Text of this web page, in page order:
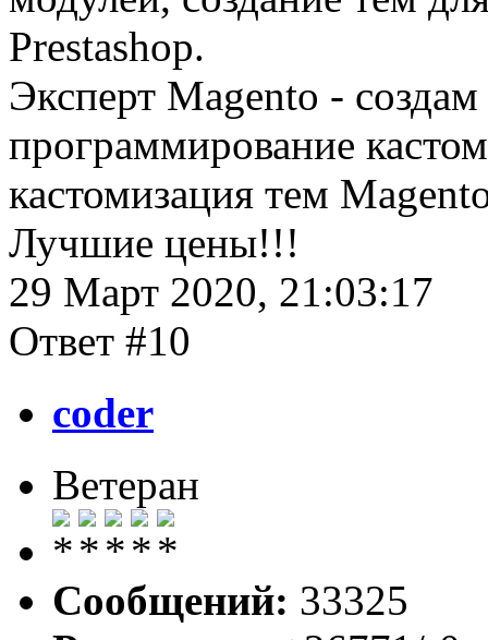
Prestashop.
Эксперт Magento -
программирование
кастомизация тем
Лучшие цены!!!
29 Март 2020, 21:03:17
Ответ #10
coder
Ветеран
Сообщений: 33325